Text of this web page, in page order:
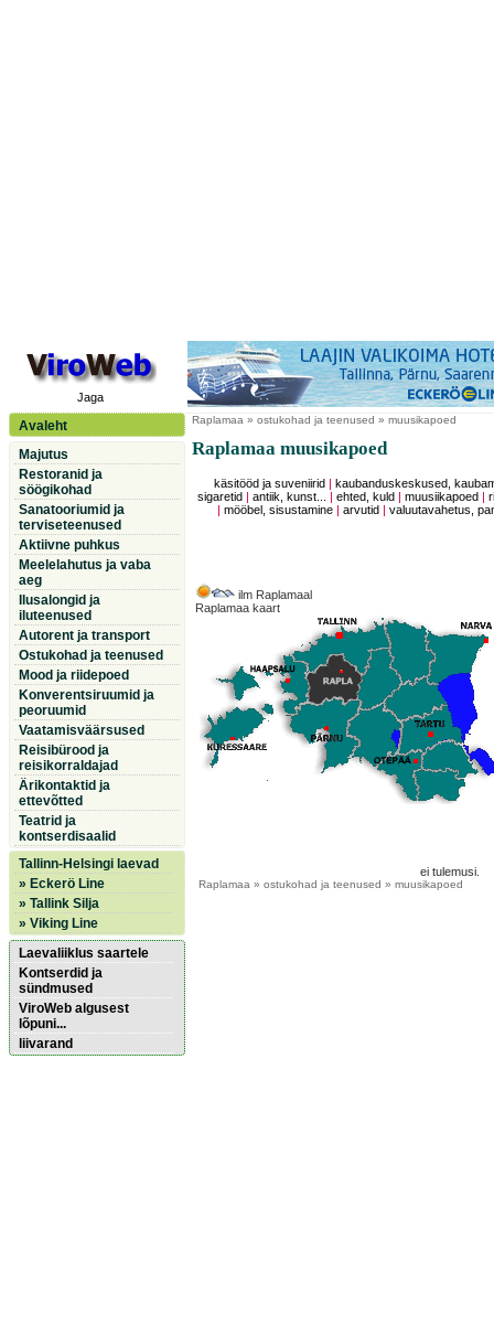
Jaga
Avaleht
Majutus
Restoranid ja
söögikohad
Sanatooriumid ja
terviseteenused
Aktiivne puhkus
Meelelahutus ja vaba
aeg
Ilusalongid ja
iluteenused
Autorent ja transport
Ostukohad ja teenused
Mood ja riidepoed
Konverentsiruumid ja
peoruumid
Vaatamisväärsused
Reisibürood ja
reisikorraldajad
Ärikontaktid ja
ettevõtted
Teatrid ja
kontserdisaalid
Tallinn-Helsingi laevad
» Eckerö Line
» Tallink Silja
» Viking Line
Laevaliiklus saartele
Kontserdid ja
sündmused
ViroWeb algusest
lõpuni...
liivarand
Raplamaa » ostukohad ja teenused » muusikapoed
Raplamaa muusikapoed
käsitööd ja suveniirid
kaubanduskeskused,
sigaretid
|antiik, kunst... |ehted, kuld |muusiikapoed |
|mööbel, sisustamine |arvutid |valuutavahetus,
ilm Raplamaal
Raplamaa kaart
ei tulemusi.
Raplamaa » ostukohad ja teenused » muusikapoed